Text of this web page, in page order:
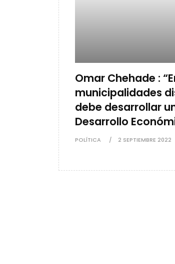
Omar Chehade :
municipalidades
debe desarrollar
Desarrollo
POLÍTICA 2 SEPTIEMBRE 2022